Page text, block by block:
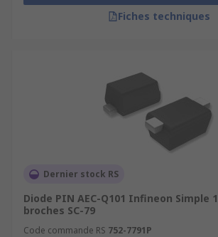
Fiches techniques
Dernier stock RS
Diode PIN AEC-Q101 Infineon Simple
broches SC-79
Code commande RS 752-7791P